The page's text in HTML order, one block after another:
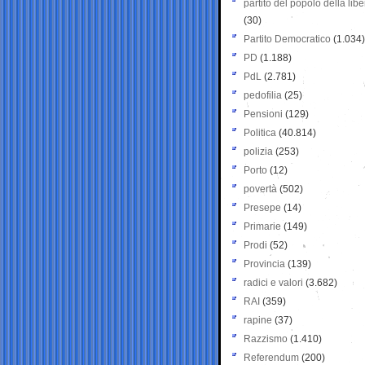
partito del popolo della
(30)
Partito Democratico (1.034)
PD (1.188)
PdL (2.781)
pedofilia (25)
Pensioni (129)
Politica (40.814)
polizia (253)
Porto (12)
povertà (502)
Presepe (14)
Primarie (149)
Prodi (52)
Provincia (139)
radici e valori (3.682)
RAI (359)
rapine (37)
Razzismo (1.410)
Referendum (200)